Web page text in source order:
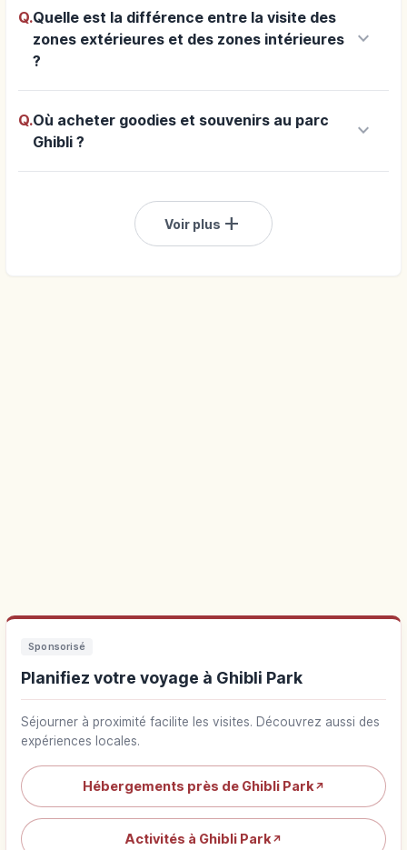
Q.Quelle est la différence entre la visite des
zones extérieures et des zones intérieures
?
keyboard_arrow_down
Q.Où acheter goodies et souvenirs au parc
Ghibli ?
keyboard_arrow_down
Voir plus add
Sponsorisé
Planifiez votre voyage à Ghibli Park
Séjourner à proximité facilite les visites. Découvrez aussi des
expériences locales.
Hébergements près de Ghibli Park ↗
Activités à Ghibli Park ↗